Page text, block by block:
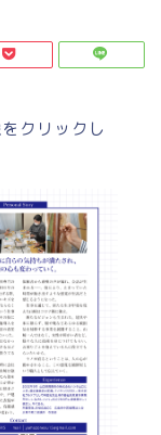
クリックし